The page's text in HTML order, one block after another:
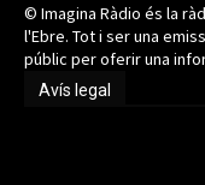
© Imagina Ràdio és la
l'Ebre. Tot i ser una
públic per oferir una
Avís legal